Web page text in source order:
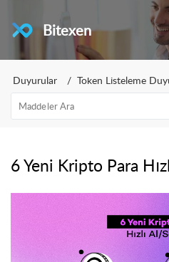
Bitexen
Duyurular Token Listeleme
6 Yeni Kripto Para